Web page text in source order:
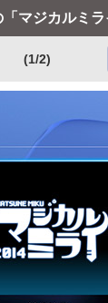
マジカルミ
(1/2)